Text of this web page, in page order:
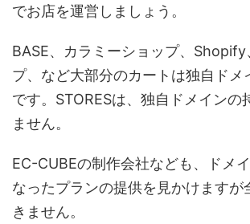
でお店を運営しましょう。
BASE、カラミーショップ、Shopify
プ、など大部分のカートは独自ドメ
です。STORESは、独自ドメインの
ません。
EC-CUBEの制作会社なども、ドメ
なったプランの提供を見かけますが
きません。